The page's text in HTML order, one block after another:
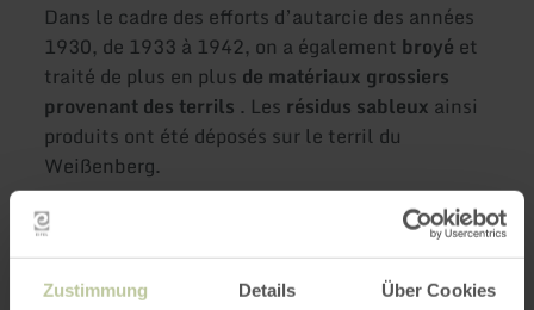
Zustimmung Details Über Cookies
Dans le cadre des efforts d’autarcie des années
1930, de 1933 à 1942, on a également broyé et
traité de plus en plus de matériaux grossiers
provenant des terrils . Les résidus sableux ainsi
produits ont été déposés sur le terril du
Weißenberg.
Cet itinéraire a été développé dans le cadre du
projet « Offensive qualité pour la randonnée à